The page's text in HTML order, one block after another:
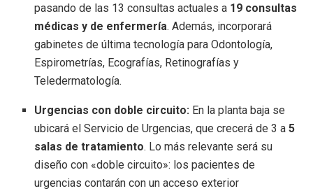
pasando de las 13 consultas actuales a 19 consultas
médicas y de enfermería. Además, incorporará
gabinetes de última tecnología para Odontología,
Espirometrías, Ecografías, Retinografías y
Teledermatología.
Urgencias con doble circuito: En la planta baja se
ubicará el Servicio de Urgencias, que crecerá de 3 a5
salas de tratamiento. Lo más relevante será su
diseño con «doble circuito»: los pacientes de
urgencias contarán con un acceso exterior